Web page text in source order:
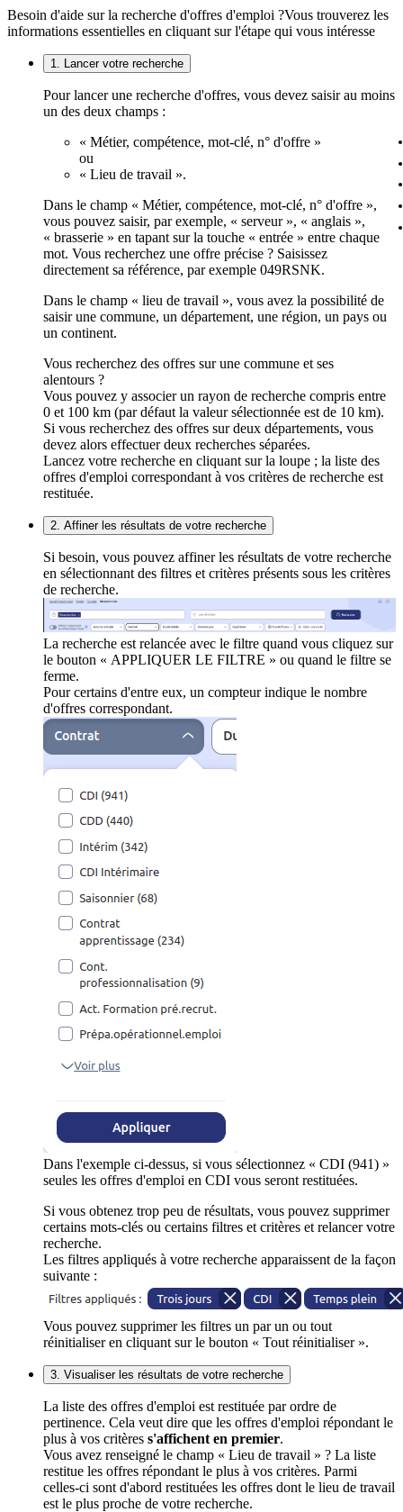
Besoin d'aide sur la recherche d'offres d'emploi ?Vous trouverez les
informations essentielles en cliquant sur l'étape qui vous intéresse
1. Lancer votre recherche
Pour lancer une recherche d'offres, vous devez saisir au moins
un des deux champs :
« Métier, compétence, mot-clé, n° d'offre »
ou
« Lieu de travail ».
Dans le champ « Métier, compétence, mot-clé, n° d'offre »,
vous pouvez saisir, par exemple, « serveur », « anglais »,
« brasserie » en tapant sur la touche « entrée » entre chaque
mot. Vous recherchez une offre précise ? Saisissez
directement sa référence, par exemple 049RSNK.
Dans le champ « lieu de travail », vous avez la possibilité de
saisir une commune, un département, une région, un pays ou
un continent.
Vous recherchez des offres sur une commune et ses
alentours ?
Vous pouvez y associer un rayon de recherche compris entre
0 et 100 km (par défaut la valeur sélectionnée est de 10 km).
Si vous recherchez des offres sur deux départements, vous
devez alors effectuer deux recherches séparées.
Lancez votre recherche en cliquant sur la loupe ; la liste des
offres d'emploi correspondant à vos critères de recherche est
restituée.
2. Affiner les résultats de votre recherche
Si besoin, vous pouvez affiner les résultats de votre recherche
en sélectionnant des filtres et critères présents sous les critères
de recherche.
La recherche est relancée avec le filtre quand vous cliquez sur
le bouton « APPLIQUER LE FILTRE » ou quand le filtre se
ferme.
Pour certains d'entre eux, un compteur indique le nombre
d'offres correspondant.
Dans l'exemple ci-dessus, si vous sélectionnez « CDI (941) »
seules les offres d'emploi en CDI vous seront restituées.
Si vous obtenez trop peu de résultats, vous pouvez supprimer
certains mots-clés ou certains filtres et critères et relancer votre
recherche.
Les filtres appliqués à votre recherche apparaissent de la façon
suivante :
Vous pouvez supprimer les filtres un par un ou tout
réinitialiser en cliquant sur le bouton « Tout réinitialiser ».
3. Visualiser les résultats de votre recherche
La liste des offres d'emploi est restituée par ordre de
pertinence. Cela veut dire que les offres d'emploi répondant le
plus à vos critères s'affichent en premier.
Vous avez renseigné le champ « Lieu de travail » ? La liste
restitue les offres répondant le plus à vos critères. Parmi
celles-ci sont d'abord restituées les offres dont le lieu de travail
est le plus proche de votre recherche.